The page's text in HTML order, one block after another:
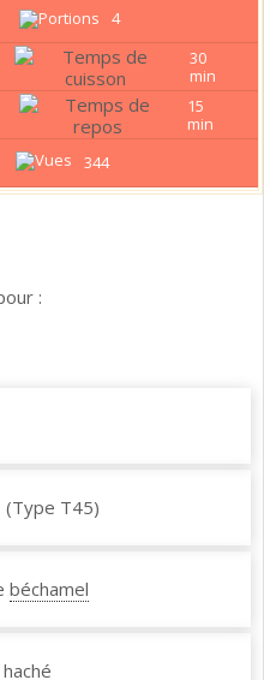
4
30
min
15
min
344
:
(Type T45)
béchamel